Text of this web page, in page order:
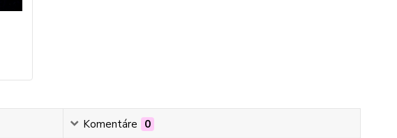
Komentáre 0